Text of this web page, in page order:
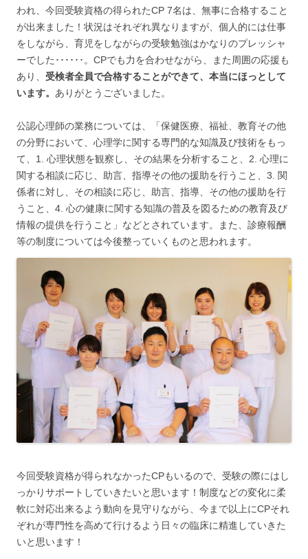
われ、今回受験資格の得られたCP 7名は、無事に合格すること
が出来ました！状況はそれぞれ異なりますが、個人的には仕事
をしながら、育児をしながらの受験勉強はかなりのプレッシャ
ーでした･･････。CPでも力を合わせながら、また周囲の応援も
あり、 受検者全員で合格することができて、本当にほっとして
います。 ありがとうございました。
公認心理師の業務については、「保健医療、福祉、教育その他
の分野において、心理学に関する専門的な知識及び技術をもっ
て、1. 心理状態を観察し、その結果を分析すること、2. 心理に
関する相談に応じ、助言、指導その他の援助を行うこと、3. 関
係者に対し、その相談に応じ、助言、指導、その他の援助を行
うこと、4. 心の健康に関する知識の普及を図るための教育及び
情報の提供を行うこと」などとされています。また、診療報酬
等の制度については今後整っていくものと思われます。
今回受験資格が得られなかったCPもいるので、受験の際にはし
っかりサポートしていきたいと思います！制度などの変化に柔
軟に対応出来るよう動向を見守りながら、今まで以上にCPそれ
ぞれが専門性を高めて行けるよう日々の臨床に精進していきた
いと思います！